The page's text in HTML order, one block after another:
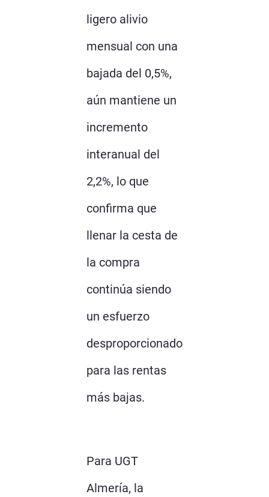
ligero alivio
mensual con una
bajada del 0,5%,
aún mantiene un
incremento
interanual del
2,2%, lo que
confirma que
llenar la cesta de
la compra
continúa siendo
un esfuerzo
desproporcionado
para las rentas
más bajas.
Para UGT
Almería, la